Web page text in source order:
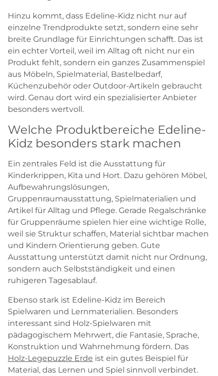
Hinzu kommt, dass Edeline-Kidz nicht nur auf
einzelne Trendprodukte setzt, sondern eine sehr
breite Grundlage für Einrichtungen schafft. Das ist
ein echter Vorteil, weil im Alltag oft nicht nur ein
Produkt fehlt, sondern ein ganzes Zusammenspiel
aus Möbeln, Spielmaterial, Bastelbedarf,
Küchenzubehör oder Outdoor-Artikeln gebraucht
wird. Genau dort wird ein spezialisierter Anbieter
besonders wertvoll.
Welche Produktbereiche Edeline-
Kidz besonders stark machen
Ein zentrales Feld ist die Ausstattung für
Kinderkrippen, Kita und Hort. Dazu gehören Möbel,
Aufbewahrungslösungen,
Gruppenraumausstattung, Spielmaterialien und
Artikel für Alltag und Pflege. Gerade Regalschränke
für Gruppenräume spielen hier eine wichtige Rolle,
weil sie Struktur schaffen, Material sichtbar machen
und Kindern Orientierung geben. Gute
Ausstattung unterstützt damit nicht nur Ordnung,
sondern auch Selbstständigkeit und einen
ruhigeren Tagesablauf.
Ebenso stark ist Edeline-Kidz im Bereich
Spielwaren und Lernmaterialien. Besonders
interessant sind Holz-Spielwaren mit
pädagogischem Mehrwert, die Fantasie, Sprache,
Konstruktion und Wahrnehmung fördern. Das
Holz-Legepuzzle Erde ist ein gutes Beispiel für
Material, das Lernen und Spiel sinnvoll verbindet.